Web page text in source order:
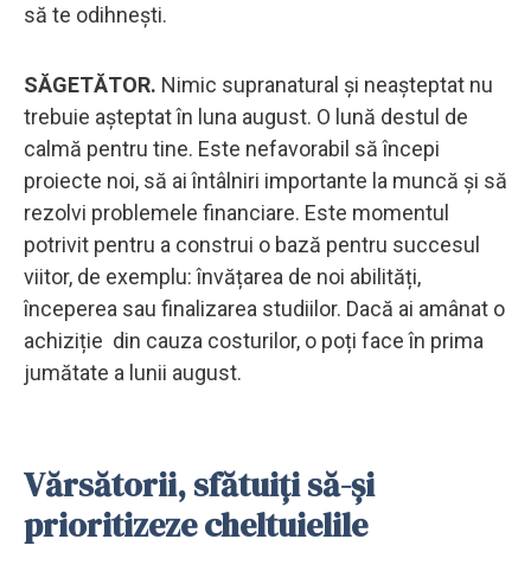
să te odihnești.
SĂGETĂTOR. Nimic supranatural și neașteptat nu
trebuie așteptat în luna august. O lună destul de
calmă pentru tine. Este nefavorabil să începi
proiecte noi, să ai întâlniri importante la muncă și să
rezolvi problemele financiare. Este momentul
potrivit pentru a construi o bază pentru succesul
viitor, de exemplu: învățarea de noi abilități,
începerea sau finalizarea studiilor. Dacă ai amânat o
achiziție din cauza costurilor, o poți face în prima
jumătate a lunii august.
Vărsătorii,sfătuiți să-și
prioritizeze cheltuielile